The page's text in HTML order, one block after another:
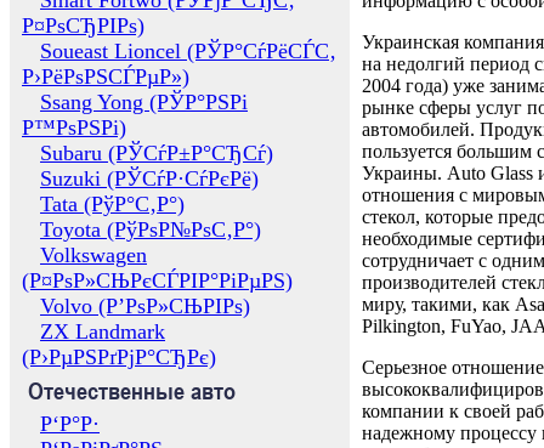
Р¤РѕСЂРІРѕ)
Soueast Lioncel (РЎР°СѓРёСЃС‚
Р›РёРѕРЅСЃРµР»)
Ssang Yong (РЎР°РЅРі
Р™РѕРЅРі)
Subaru (РЎСѓР±Р°СЂСѓ)
Suzuki (РЎСѓР·СѓРєРё)
Tata (РўР°С‚Р°)
Toyota (РўРѕР№РѕС‚Р°)
Volkswagen
(Р¤РѕР»СЊРєСЃРІР°РіРµРЅ)
Volvo (Р’РѕР»СЊРІРѕ)
ZX Landmark
(Р›РµРЅРґРјР°СЂРє)
Отечественные авто
Р‘Р°Р·
Украинская
на недолгий период
2004 года) уже
рынке сферы услуг
автомобилей.
пользуется большим
Украины. Auto Glass
отношения с
стекол, которые
необходимые
сотрудничает с
производителей
миру, такими, как
Pilkington, FuYao,
Серьезное отношение
компании к своей
надежному процессу